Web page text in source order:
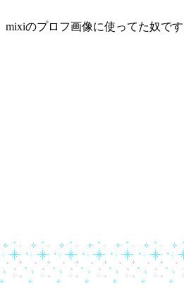
mixiのプロフ画像に使ってた奴で